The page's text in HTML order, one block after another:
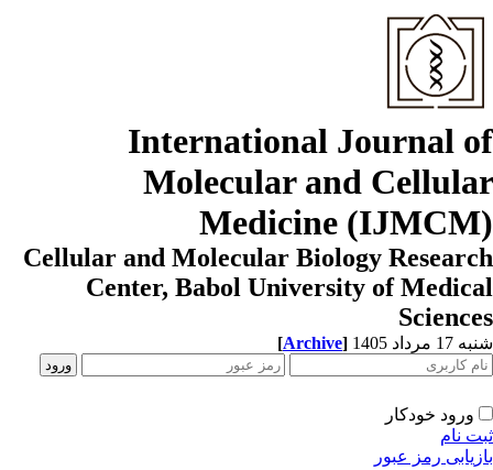
International Journal
Molecular and
Medicine
Cellular and Molecular Biology
Center, Babol University of
مرداد 1405 [Archive]
ورود خودکار
نام
رمز عبور